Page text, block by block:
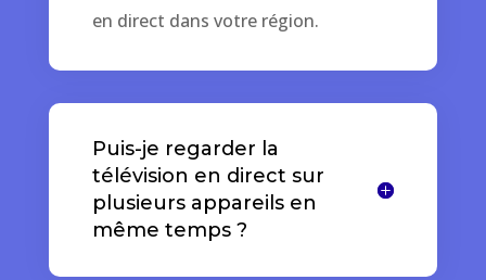
en direct dans votre région.
Puis-je regarder la
télévision en direct sur
plusieurs appareils en
même temps ?